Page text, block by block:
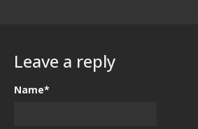
Leave a reply
Name*